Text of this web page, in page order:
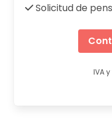
Solicitud de
IVA